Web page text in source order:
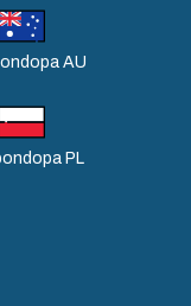
AU
PL